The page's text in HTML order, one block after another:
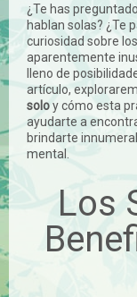
¿Te has
hablan solas? ¿Te
curiosidad sobre
aparentemente
lleno de
artículo,
soloy cómo esta
ayudarte a
brindarte
mental.
Los